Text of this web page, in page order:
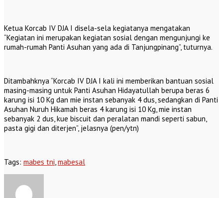
Ketua Korcab IV DJA I disela-sela kegiatanya mengatakan
“Kegiatan ini merupakan kegiatan sosial dengan mengunjungi ke
rumah-rumah Panti Asuhan yang ada di Tanjungpinang”, tuturnya.
Ditambahknya “Korcab IV DJA I kali ini memberikan bantuan sosial
masing-masing untuk Panti Asuhan Hidayatullah berupa beras 6
karung isi 10 Kg dan mie instan sebanyak 4 dus, sedangkan di Panti
Asuhan Nuruh Hikamah beras 4 karung isi 10 Kg, mie instan
sebanyak 2 dus, kue biscuit dan peralatan mandi seperti sabun,
pasta gigi dan diterjen”, jelasnya (pen/ytn)
Tags: mabes tni,mabesal